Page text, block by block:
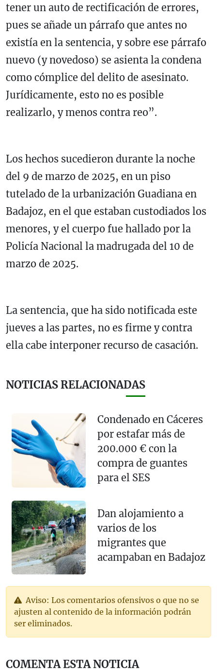
tener un auto de rectificación de errores,
pues se añade un párrafo que antes no
existía en la sentencia, y sobre ese párrafo
nuevo (y novedoso) se asienta la condena
como cómplice del delito de asesinato.
Jurídicamente, esto no es posible
realizarlo, y menos contra reo”.
Los hechos sucedieron durante la noche
del 9 de marzo de 2025, en un piso
tutelado de la urbanización Guadiana en
Badajoz, en el que estaban custodiados los
menores, y el cuerpo fue hallado por la
Policía Nacional la madrugada del 10 de
marzo de 2025.
La sentencia, que ha sido notificada este
jueves a las partes, no es firme y contra
ella cabe interponer recurso de casación.
NOTICIAS RELACIONADAS
Condenado en Cáceres
por estafar más de
200.000 € con la
compra de guantes
para el SES
Dan alojamiento a
varios de los
migrantes que
acampaban en Badajoz
Aviso: Los comentarios ofensivos o que no se
ajusten al contenido de la información podrán
ser eliminados.
COMENTA ESTA NOTICIA